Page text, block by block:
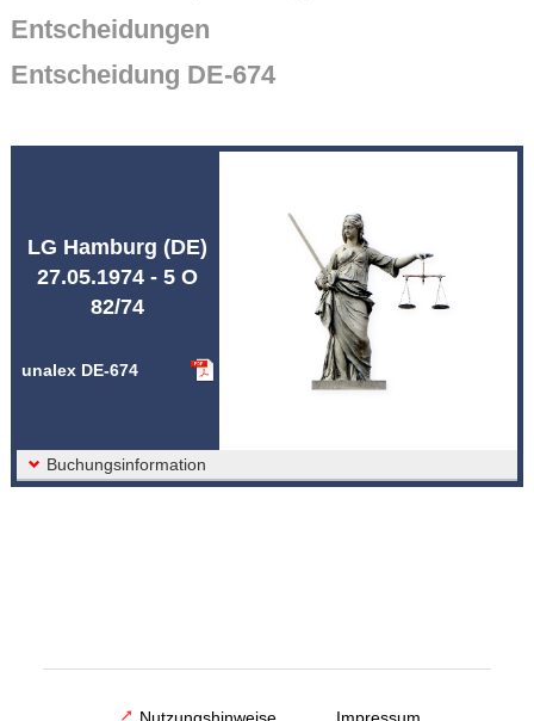
Normtexte
Rechtsprechung
Entscheidungen
Entscheidung DE-674
LG Hamburg (DE)
27.05.1974 - 5 O
82/74
unalex DE-674
Buchungsinformation
Nutzungshinweise Impressum